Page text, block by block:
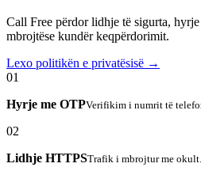
Call Free përdor lidhje të sigurta,
mbrojtëse kundër keqpërdorimit.
Lexo politikën e privatësisë →
01
Hyrje me OTPVerifikim i numrit të
02
Lidhje HTTPSTrafik i mbrojtur me